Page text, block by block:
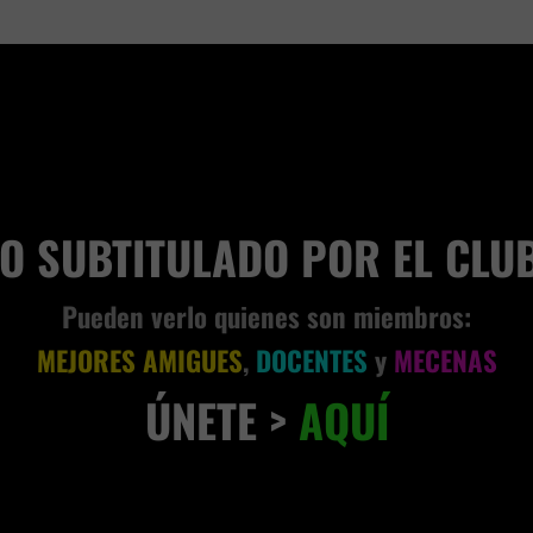
SUBTITULADO POR EL
Pueden verlo quienes son miembros:
MEJORES AMIGUES, DOCENTES y MECENAS
ÚNETE > AQUÍ